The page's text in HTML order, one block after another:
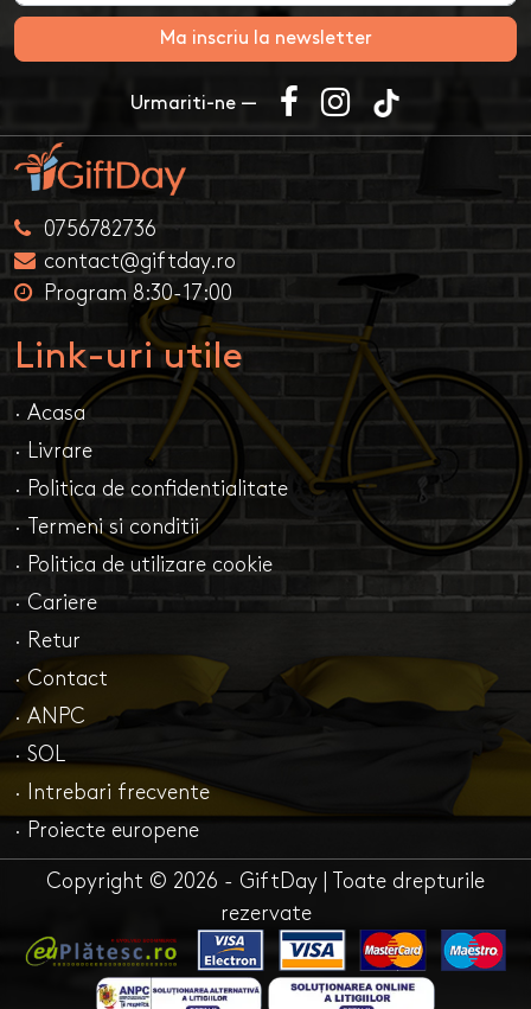
Ma inscriu la newsletter
Urmariti-ne —
0756782736
contact@giftday.ro
Program 8:30-17:00
Link-uri utile
· Acasa
· Livrare
· Politica de confidentialitate
· Termeni si conditii
· Politica de utilizare cookie
· Cariere
· Retur
· Contact
· ANPC
· SOL
· Intrebari frecvente
· Proiecte europene
Copyright © 2026 - GiftDay | Toate drepturile
rezervate